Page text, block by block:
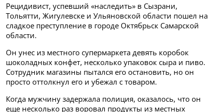
Рецидивист, успевший «наследить» в Сызрани,
Тольятти, Жигулевске и Ульяновской области пошел на
сладкое преступление в городе Октябрьск Самарской
области.
Он унес из местного супермаркета девять коробок
шоколадных конфет, несколько упаковок сыра и пиво.
Сотрудник магазины пытался его остановить, но он
просто оттолкнул его и убежал с товаром.
Когда мужчину задержала полиция, оказалось, что он
еще несколько раз воровал продукты из местных